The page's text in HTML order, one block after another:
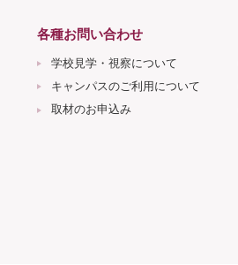
各種お問い合わせ
学校見学・視察について
キャンパスのご利用について
取材のお申込み